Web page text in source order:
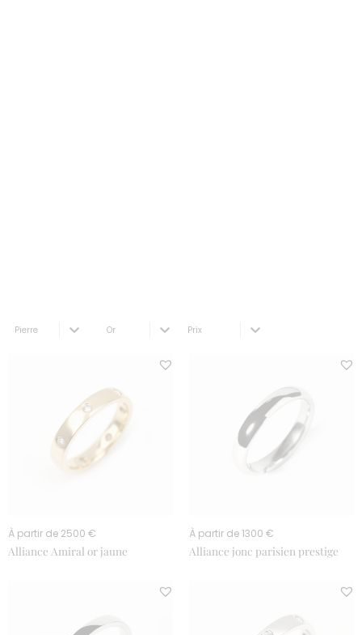
Alliance Amiral or jaune
À partir de 2500 €
Alliance jonc parisien prestige
À partir de 1300 €